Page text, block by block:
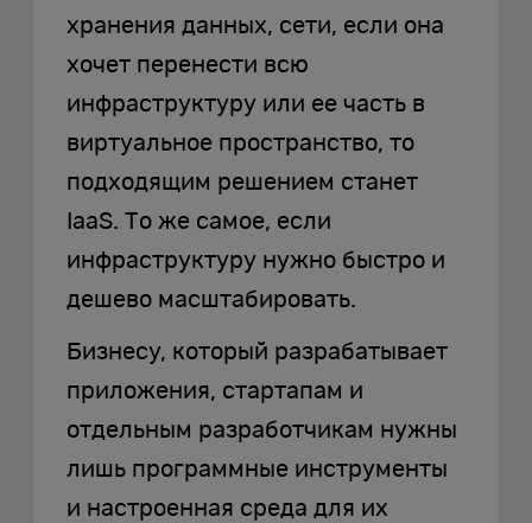
хранения данных, сети, если она
хочет перенести всю
инфраструктуру или ее часть в
виртуальное пространство, то
подходящим решением станет
IaaS. То же самое, если
инфраструктуру нужно быстро и
дешево масштабировать.
Бизнесу, который разрабатывает
приложения, стартапам и
отдельным разработчикам нужны
лишь программные инструменты
и настроенная среда для их